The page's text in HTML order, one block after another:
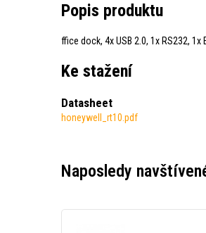
Popis produktu
ffice dock, 4x USB 2.0, 1x RS232,
Ke stažení
Datasheet
honeywell_rt10.pdf
Naposledy